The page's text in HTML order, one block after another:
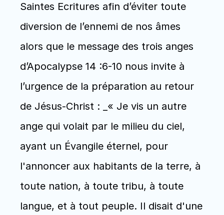
Saintes Ecritures afin d’éviter toute
diversion de l’ennemi de nos âmes
alors que le message des trois anges
d’Apocalypse 14 :6-10 nous invite à
l’urgence de la préparation au retour
de Jésus-Christ : _« Je vis un autre
ange qui volait par le milieu du ciel,
ayant un Évangile éternel, pour
l'annoncer aux habitants de la terre, à
toute nation, à toute tribu, à toute
langue, et à tout peuple. Il disait d'une